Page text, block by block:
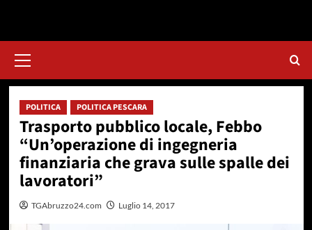
principale
POLITICA POLITICA PESCARA
Trasporto pubblico locale, Febbo
“Un’operazione di ingegneria
finanziaria che grava sulle spalle dei
lavoratori”
TGAbruzzo24.com Luglio 14, 2017